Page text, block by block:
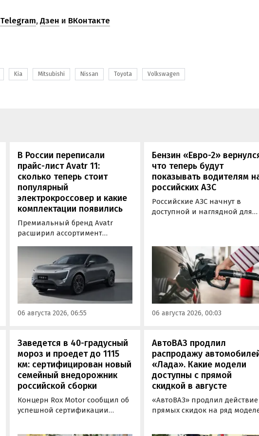
Telegram,Дзен и ВКонтакте
Kia Mitsubishi Nissan Toyota Volkswagen
В России переписали
прайс-лист Avatr 11:
сколько теперь стоит
популярный
электрокроссовер и какие
комплектации появились
Премиальный бренд Avatr
расширил ассортимент
кроссовера Avatr 11 в России
версиями 2026 года. Вместе с
этим из его прайс-листа
исчезло единственное
заднеприводное исполнение,
а минимальная цена модели
выросла на 760 тыс. рублей,
06 августа 2026, 06:55
Бензин «Евро-2»
что теперь будут
показывать водителям
российских АЗС
Российские АЗС начнут в
доступной и наглядной для
отпускаемого топлива. Это
позволит автовладельцам
осознанно выбрать топливо
определенного класса — от
«Евро-2» до «Евро-5»,
сообщили в Минэнерго РФ.
06 августа 2026, 00:03
Заведется в 40-градусный
мороз и проедет до 1115
км: сертифицирован новый
семейный внедорожник
российской сборки
Концерн Rox Motor сообщил об
успешной сертификации
АвтоВАЗ продлил
распродажу
«Лада». Какие модели
доступны с прямой
скидкой в августе
«АвтоВАЗ» продлил действие
прямых скидок на ряд